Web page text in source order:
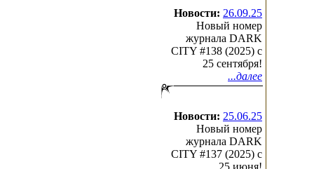
Новости: 26.09.25
Новый номер
журнала DARK
CITY #138 (2025) c
25 сентября!
...далее
Новости: 25.06.25
Новый номер
журнала DARK
CITY #137 (2025) c
25 июня!